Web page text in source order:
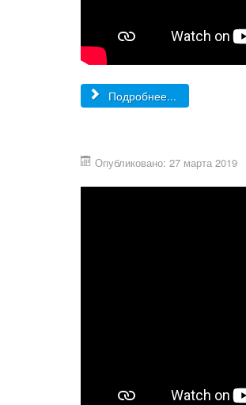
Подробнее...
Опубликовано: 27 марта 2019